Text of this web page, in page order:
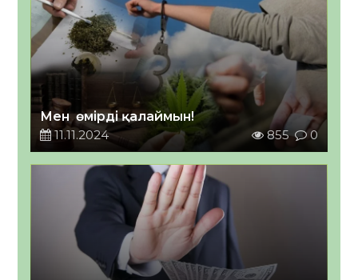
Мен өмірді қалаймын!
11.11.2024
855 0